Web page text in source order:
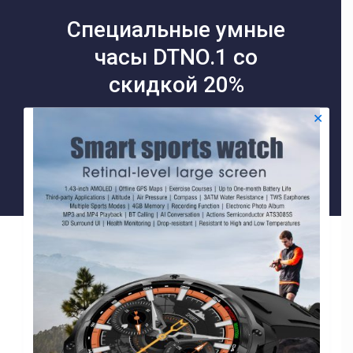
Специальные умные
часы DTNO.1 со
скидкой 20%
Shop Now
Filters
Товаров, соответствующих вашему
✕